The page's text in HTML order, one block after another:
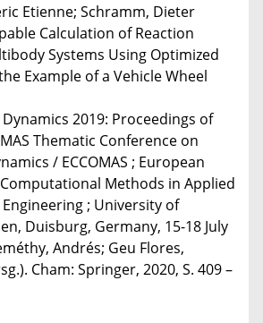
Etienne; Schramm, Dieter
Calculation of Reaction
Systems Using Optimized
Example of a Vehicle Wheel
2019: Proceedings of
Thematic Conference on
/ ECCOMAS ; European
Methods in Applied
; University of
Duisburg, Germany, 15-18 July
Andrés; Geu Flores,
Cham: Springer, 2020, S. 409 –